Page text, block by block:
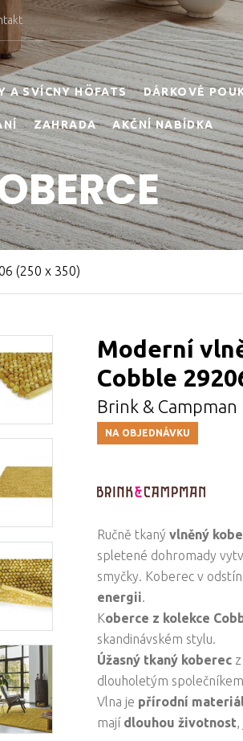
A SVÍCNY HÖFATS DÁRKOVÉ
ZAHRADA AKČNÍ NABÍDKA
(250 x 350)
Moderní
Cobble
Brink & Campman
NA OBJEDNÁVKU
Ručně tkaný vlněný
spletené dohromady
smyčky. Koberec v
energii.
Koberce z kolekce
skandinávském stylu.
Úžasný tkaný koberec
dlouholetým
Vlna je přírodní
mají dlouhou životnost